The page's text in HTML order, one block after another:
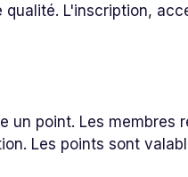
L'inscription,
un point. Les membres
Les points sont